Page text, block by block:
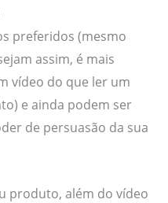
preferidos (mesmo
assim, é mais
vídeo do que ler um
e ainda podem ser
de persuasão da sua
produto, além do vídeo